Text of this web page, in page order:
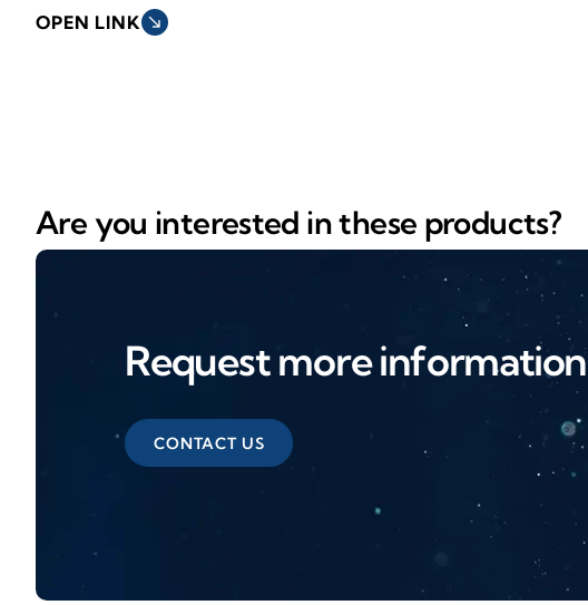
OPEN LINK south_east
Are you interested in these products?
Request more information
CONTACT US